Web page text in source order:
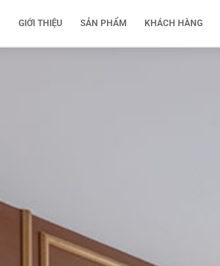
GIỚI THIỆU SẢN PHẨM KHÁCH HÀNG